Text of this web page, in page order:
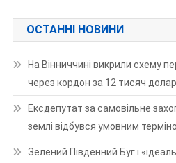
ОСТАННІ НОВИНИ
На Вінниччині викрили схему
через кордон за 12 тисяч
Ексдепутат за самовільне
землі відбувся умовним
Зелений Південний Буг і